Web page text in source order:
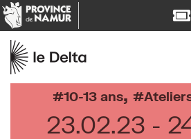
10-13 ans,
23.02.23